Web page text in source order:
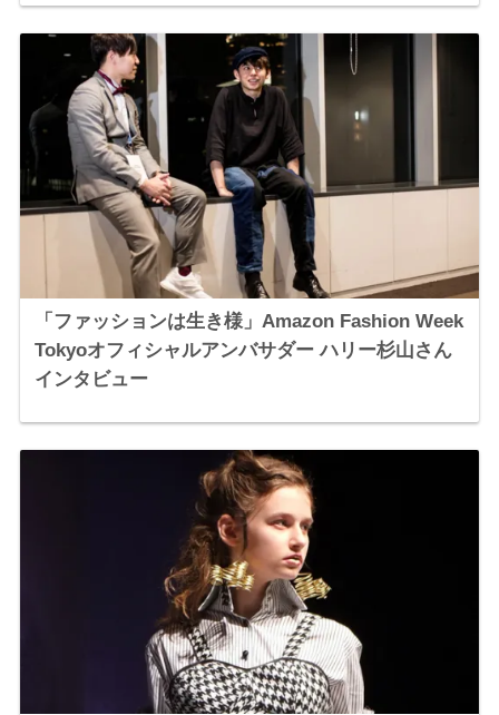
「ファッションは生き様」Amazon Fashion Week
Tokyoオフィシャルアンバサダー ハリー杉山さん
インタビュー